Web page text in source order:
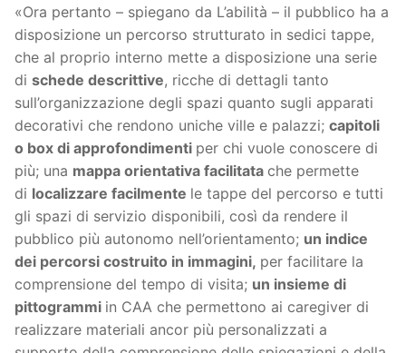
«Ora pertanto – spiegano da L’abilità – il pubblico ha a
disposizione un percorso strutturato in sedici tappe,
che al proprio interno mette a disposizione una serie
di schede descrittive, ricche di dettagli tanto
sull’organizzazione degli spazi quanto sugli apparati
decorativi che rendono uniche ville e palazzi; capitoli
o box di approfondimenti per chi vuole conoscere di
più; una mappa orientativa facilitata che permette
di localizzare facilmente le tappe del percorso e tutti
gli spazi di servizio disponibili, così da rendere il
pubblico più autonomo nell’orientamento; un indice
dei percorsi costruito in immagini, per facilitare la
comprensione del tempo di visita; un insieme di
pittogrammi in CAA che permettono ai caregiver di
realizzare materiali ancor più personalizzati a